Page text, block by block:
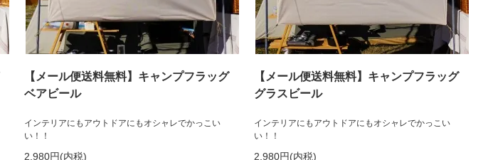
【メール便送料無料】キャンプフラッグ
ベアビール
インテリアにもアウトドアにもオシャレでかっこい
い！！
2,980円(内税)
【メール便送料無料】キャンプフラッグ
グラスビール
インテリアにもアウトドアにもオシャレでかっこい
い！！
2,980円(内税)